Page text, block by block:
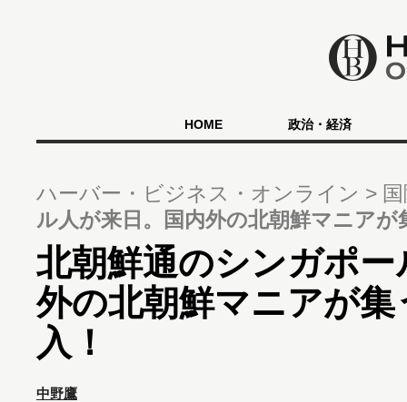
HOME 政治・経済
ハーバー・ビジネス・オンライン
ル人が来日。国内外の北朝鮮マニア
北朝鮮通のシンガポ
外の北朝鮮マニアが
入！
中野鷹